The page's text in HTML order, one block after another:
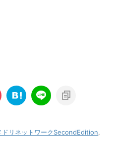
ドリネットワークSecondEdition